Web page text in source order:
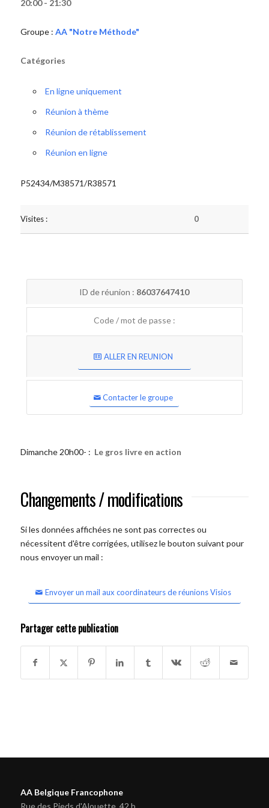
20:00 - 21:30
Groupe : AA "Notre Méthode"
Catégories
En ligne uniquement
Réunion à thème
Réunion de rétablissement
Réunion en ligne
P52434/M38571/R38571
Visites : 0
ID de réunion : 86037647410
Code / mot de passe :
ALLER EN REUNION
Contacter le groupe
Dimanche 20h00- : Le gros livre en action
Changements / modifications
Si les données affichées ne sont pas correctes ou
nécessitent d'être corrigées, utilisez le bouton suivant pour
nous envoyer un mail :
Envoyer un mail aux coordinateurs de réunions Visios
Partager cette publication
AA Belgique Francophone
Rue des Pieds d'Alouette, 42 b